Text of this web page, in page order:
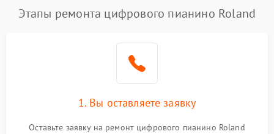
Этапы ремонта цифрового пианино Roland
1. Вы оставляете заявку
Оставьте заявку на ремонт цифрового пианино Roland